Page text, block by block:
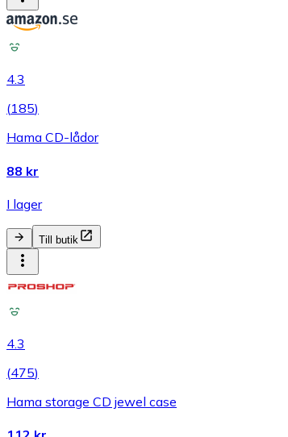
4.3
(185)
Hama CD-lådor
88 kr
I lager
Till butik
4.3
(475)
Hama storage CD jewel case